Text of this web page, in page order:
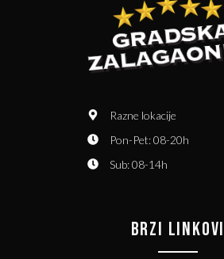
Razne lokacije
Pon-Pet: 08-20h
Sub: 08-14h
BRZI LINKOVI